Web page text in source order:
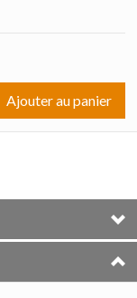
Ajouter au panier